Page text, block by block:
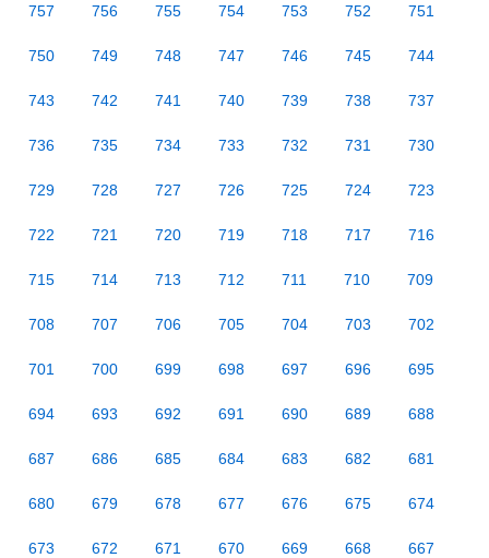
757 756 755 754 753 752 751
750 749 748 747 746 745 744
743 742 741 740 739 738 737
736 735 734 733 732 731 730
729 728 727 726 725 724 723
722 721 720 719 718 717 716
715 714 713 712 711 710 709
708 707 706 705 704 703 702
701 700 699 698 697 696 695
694 693 692 691 690 689 688
687 686 685 684 683 682 681
680 679 678 677 676 675 674
673 672 671 670 669 668 667